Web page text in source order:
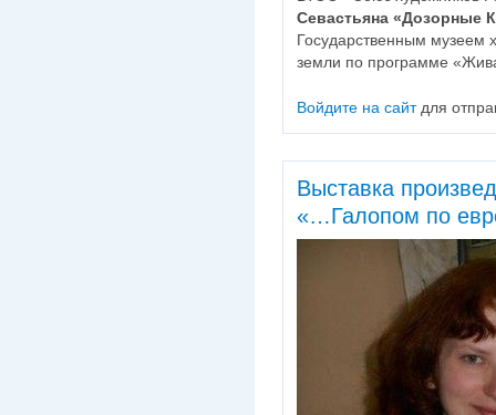
Севастьяна «Дозорные
Государственным музеем
земли по программе
Войдите на сайтдля
Выставка
«…Галопом по